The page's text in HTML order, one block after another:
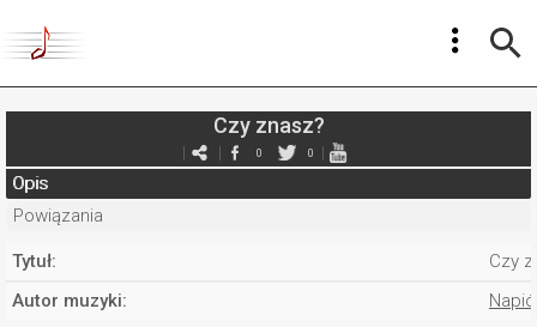
Czy znasz?
0 0
Opis
Powiązania
Tytuł:
Czy
Autor muzyki: